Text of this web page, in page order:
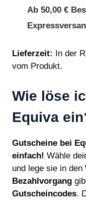
Ab 50,00 €
Lieferzeit: In der
vom Produkt.
Wie löse
Equiva
Gutscheine bei
einfach! Wähle
und lege sie in den
Bezahlvorgang
Gutscheincodes.